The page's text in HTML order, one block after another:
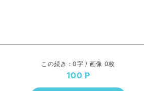
この続き : 0字 / 画像 0枚
100